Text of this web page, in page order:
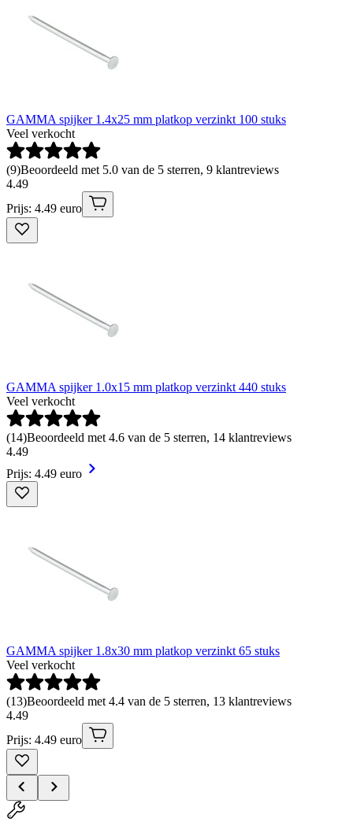
GAMMA spijker 1.4x25 mm platkop verzinkt 100 stuks
Veel verkocht
(9)Beoordeeld met 5.0 van de 5 sterren, 9 klantreviews
4.49
Prijs: 4.49 euro
GAMMA spijker 1.0x15 mm platkop verzinkt 440 stuks
Veel verkocht
(14)Beoordeeld met 4.6 van de 5 sterren, 14 klantreviews
4.49
Prijs: 4.49 euro
GAMMA spijker 1.8x30 mm platkop verzinkt 65 stuks
Veel verkocht
(13)Beoordeeld met 4.4 van de 5 sterren, 13 klantreviews
4.49
Prijs: 4.49 euro